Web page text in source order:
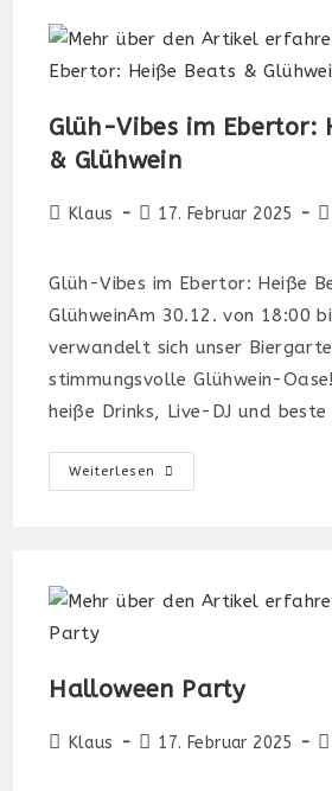
Glüh-Vibes im Ebertor:
& Glühwein
Beitrags-
Klaus
Beitrag
17. Februar 2025
Glüh-Vibes im Ebertor: Heiße
GlühweinAm 30.12. von 18:00
verwandelt sich unser
stimmungsvolle Glühwein-
heiße Drinks, Live-DJ und beste
Weiterlesen
Glüh-
Vibes
Halloween Party
Beitrags-
Klaus
Beitrag
17. Februar 2025